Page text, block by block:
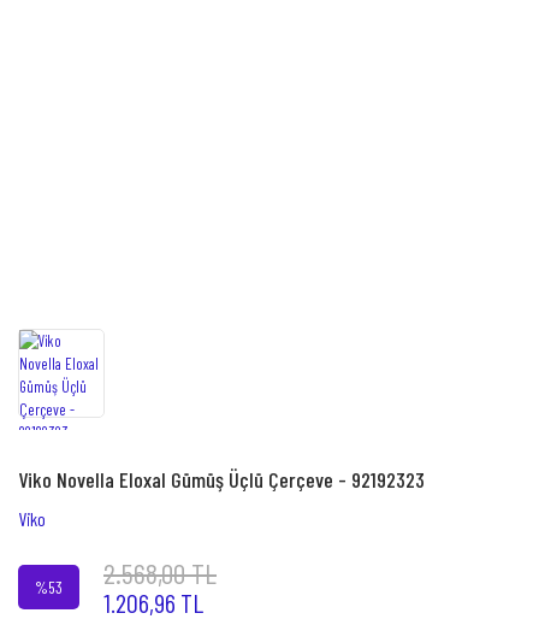
Viko Novella Eloxal Gümüş Üçlü Çerçeve - 92192323
Viko
%53 2.568,00 TL
1.206,96 TL